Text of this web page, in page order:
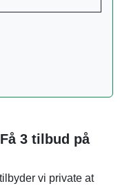
3 tilbud på
vi private at